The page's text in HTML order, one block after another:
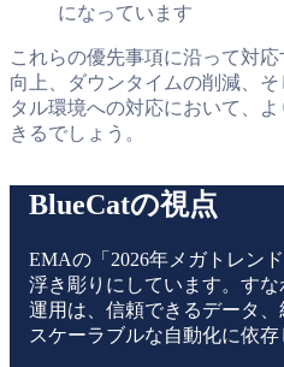
になっています
これらの優先事項に沿って対
向上、ダウンタイムの削減、
タル環境への対応において、
きるでしょう。
BlueCatの視点
EMAの「2026年メガトレン
浮き彫りにしています。す
運用は、信頼できるデータ
スケーラブルな自動化に依存